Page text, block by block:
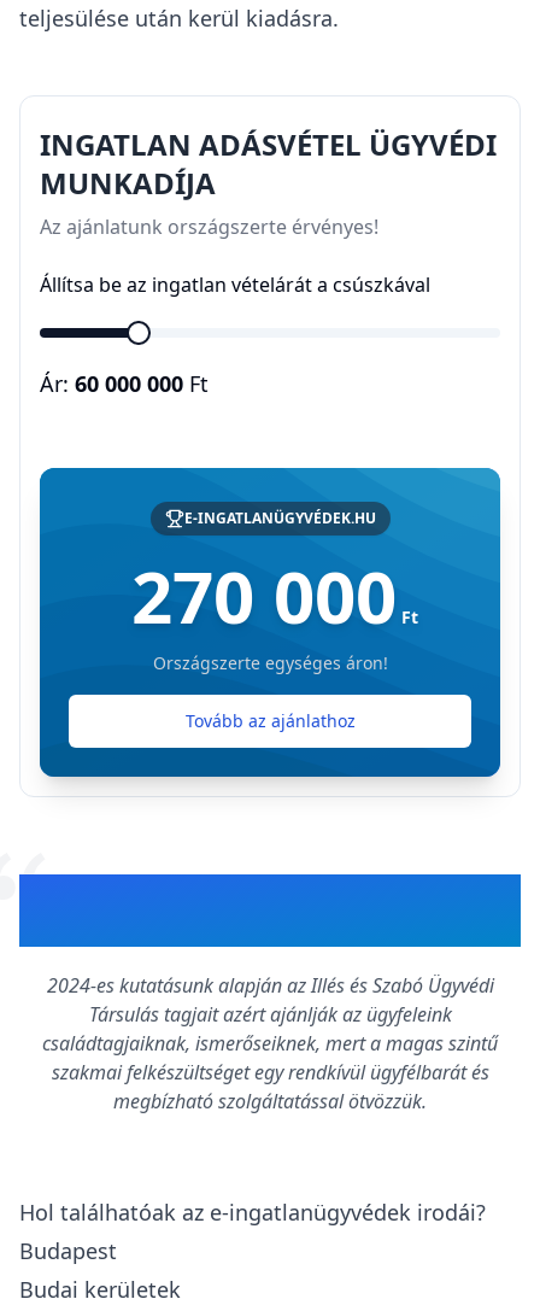
teljesülése után kerül kiadásra.
INGATLAN ADÁSVÉTEL ÜGYVÉDI
MUNKADÍJA
Az ajánlatunk országszerte érvényes!
Állítsa be az ingatlan vételárát a csúszkával
Ár: 60 000 000 Ft
E-INGATLANÜGYVÉDEK.HU
270 000 Ft
Országszerte egységes áron!
Tovább az ajánlathoz
2024-es kutatásunk alapján az Illés és Szabó Ügyvédi
Társulás tagjait azért ajánlják az ügyfeleink
családtagjaiknak, ismerőseiknek, mert a magas szintű
szakmai felkészültséget egy rendkívül ügyfélbarát és
megbízható szolgáltatással ötvözzük.
Hol találhatóak az e-ingatlanügyvédek irodái?
Budapest
Budai kerületek